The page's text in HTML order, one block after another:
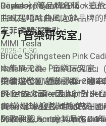
Röyksopp Control
Daniels）等品牌名稱，這
曲或是嘻哈曲風之於品牌
室」的關注重點。
Casso × Raye × D Block
T3NZU BALENCIAGA
王菲 香奈兒
MIMI Tesla
Bruce Springsteen Pink
Natalie Cole Pink Cadillac
Charli XCX White Mercedes
Bebe Rexha Ferrari
Jennv Lewis Red Bull &
Marinda Lambert Jack
7- 「音樂研究室」
2025-10-30
本集單元為「音樂研究室
突襲以色列之後引發一連
何？”的念頭。因此針對來
資料、介紹近半世紀曾在
列歌手藝人，尤其早在 44
拍律遊樂園 播放歌單 2024
01 Izhar Cohen & Alpha
02 蕭孋珠 迎著風的女孩
03 Milk & Honey with Gali